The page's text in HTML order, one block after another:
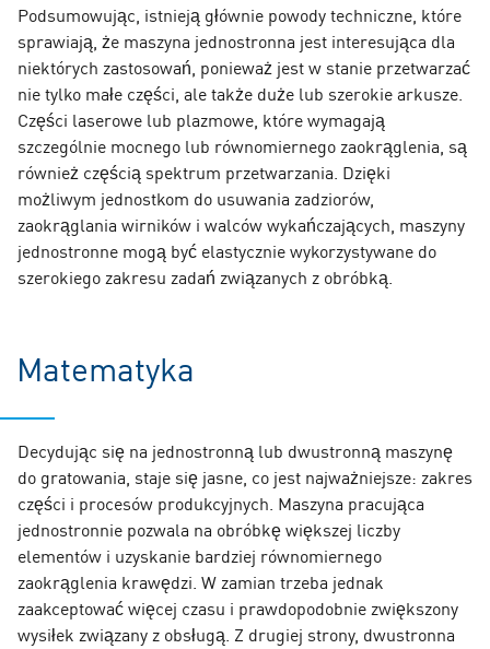
Podsumowując, istnieją głównie powody techniczne, które
sprawiają, że maszyna jednostronna jest interesująca dla
niektórych zastosowań, ponieważ jest w stanie przetwarzać
nie tylko małe części, ale także duże lub szerokie arkusze.
Części laserowe lub plazmowe, które wymagają
szczególnie mocnego lub równomiernego zaokrąglenia, są
również częścią spektrum przetwarzania. Dzięki
możliwym jednostkom do usuwania zadziorów,
zaokrąglania wirników i walców wykańczających, maszyny
jednostronne mogą być elastycznie wykorzystywane do
szerokiego zakresu zadań związanych z obróbką.
Matematyka
Decydując się na jednostronną lub dwustronną maszynę
do gratowania, staje się jasne, co jest najważniejsze: zakres
części i procesów produkcyjnych. Maszyna pracująca
jednostronnie pozwala na obróbkę większej liczby
elementów i uzyskanie bardziej równomiernego
zaokrąglenia krawędzi. W zamian trzeba jednak
zaakceptować więcej czasu i prawdopodobnie zwiększony
wysiłek związany z obsługą. Z drugiej strony, dwustronna